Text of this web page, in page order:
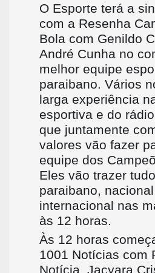
O Esporte terá a
com a Resenha
Bola com Genildo
André Cunha no
melhor equipe
paraibano. Vários
larga experiência
esportiva e do
que juntamente
valores vão fazer
equipe dos
Eles vão trazer
paraibano,
internacional nas
às 12 horas.
Às 12 horas
1001 Notícias com
Notícia, Jacyara